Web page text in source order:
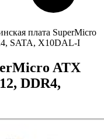
плата SuperMicro
SATA, X10DAL-I
ATX
DDR4,